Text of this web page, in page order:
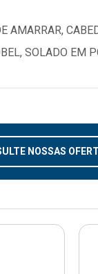
AMARRAR,
SOLADO EM
NOSSAS